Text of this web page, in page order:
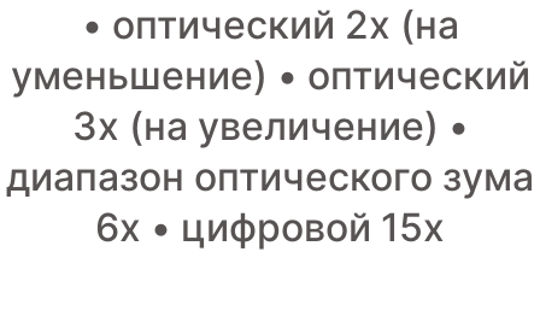
Watch
iMac
AirPods
Игровые приставки
• оптический 2x (на
уменьшение) • оптический
3x (на увеличение) •
диапазон оптического зума
6x • цифровой 15x